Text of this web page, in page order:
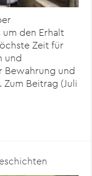
den Erhalt
Zeit für
und
Bewahrung und
Beitrag (Juli